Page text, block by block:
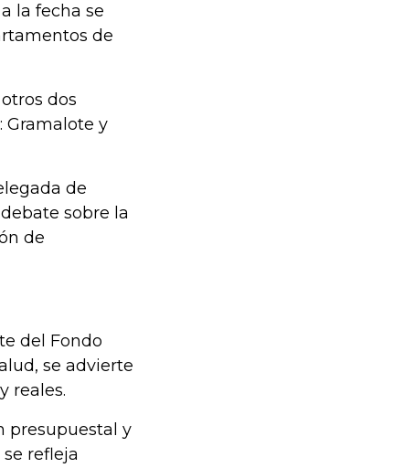
la fecha se
de
dos
Gramalote y
de
sobre la
de
del Fondo
se advierte
reales.
presupuestal y
refleja